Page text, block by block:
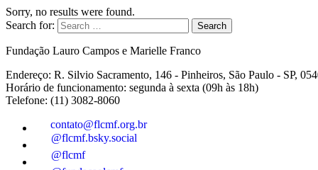
Sorry, no results were found.
Search for:
Search
Fundação Lauro Campos e Marielle Franco
Endereço: R. Silvio Sacramento, 146 - Pinheiros, São Paulo - SP,
Horário de funcionamento: segunda à sexta (09h às 18h)
Telefone: (11) 3082-8060
contato@flcmf.org.br
@flcmf.bsky.social
@flcmf